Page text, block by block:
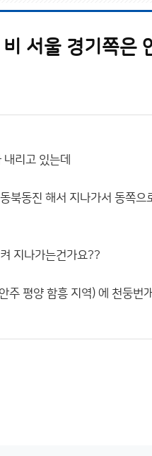
서울 경기쪽은
리고 있는데
북동진 해서 지나가서 동쪽으
지나가는건가요??
주 평양 함흥 지역) 에 천둥번